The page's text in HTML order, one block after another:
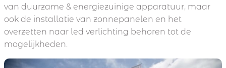
van duurzame & energiezuinige apparatuur, maar
ook de installatie van zonnepanelen en het
overzetten naar led verlichting behoren tot de
mogelijkheden.